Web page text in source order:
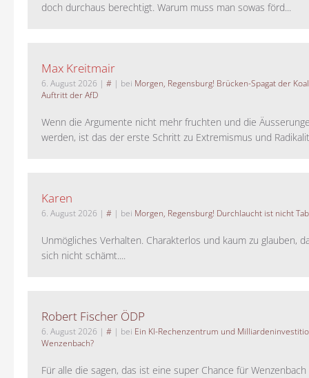
doch durchaus berechtigt. Warum muss man sowas förd...
Max Kreitmair
6. August 2026 | # | bei Morgen, Regensburg! Brücken-Spagat der
Auftritt der AfD
Wenn die Argumente nicht mehr fruchten und die
werden, ist das der erste Schritt zu Extremismus und
Karen
6. August 2026 | # | bei Morgen, Regensburg! Durchlaucht ist nicht
Unmögliches Verhalten. Charakterlos und kaum zu glauben,
sich nicht schämt....
Robert Fischer ÖDP
6. August 2026 | # | bei Ein KI-Rechenzentrum und
Wenzenbach?
Für alle die sagen, das ist eine super Chance für